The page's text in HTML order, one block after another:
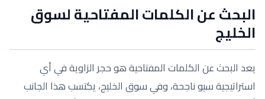
البحث عن الكلمات المفتاحية لسوق
الخليج
يعد البحث عن الكلمات المفتاحية هو حجر الزاوية في أي
استراتيجية سيو ناجحة، وفي سوق الخليج، يكتسب هذا الجانب